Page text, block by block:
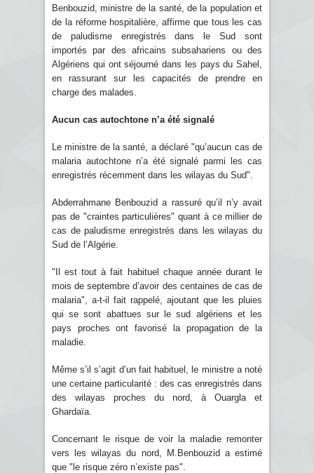
Benbouzid, ministre de la santé, de la population et
de la réforme hospitalière, affirme que tous les cas
de paludisme enregistrés dans le Sud sont
importés par des africains subsahariens ou des
Algériens qui ont séjourné dans les pays du Sahel,
en rassurant sur les capacités de prendre en
charge des malades.
Aucun cas autochtone n’a été signalé
Le ministre de la santé, a déclaré "qu’aucun cas de
malaria autochtone n’a été signalé parmi les cas
enregistrés récemment dans les wilayas du Sud".
Abderrahmane Benbouzid a rassuré qu’il n’y avait
pas de "craintes particulières" quant à ce millier de
cas de paludisme enregistrés dans les wilayas du
Sud de l’Algérie.
"Il est tout à fait habituel chaque année durant le
mois de septembre d’avoir des centaines de cas de
malaria", a-t-il fait rappelé, ajoutant que les pluies
qui se sont abattues sur le sud algériens et les
pays proches ont favorisé la propagation de la
maladie.
Même s’il s’agit d’un fait habituel, le ministre a noté
une certaine particularité : des cas enregistrés dans
des wilayas proches du nord, à Ouargla et
Ghardaïa.
Concernant le risque de voir la maladie remonter
vers les wilayas du nord, M.Benbouzid a estimé
que "le risque zéro n’existe pas".